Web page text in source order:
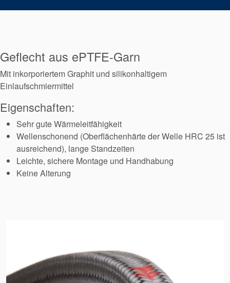
Standards
Kontaktieren Sie uns
Geflecht aus ePTFE-Garn
Mit inkorporiertem Graphit und silikonhaltigem
Einlaufschmiermittel
Eigenschaften:
Sehr gute Wärmeleitfähigkeit
Wellenschonend (Oberflächenhärte der Welle HRC 25 ist
ausreichend), lange Standzeiten
Leichte, sichere Montage und Handhabung
Keine Alterung